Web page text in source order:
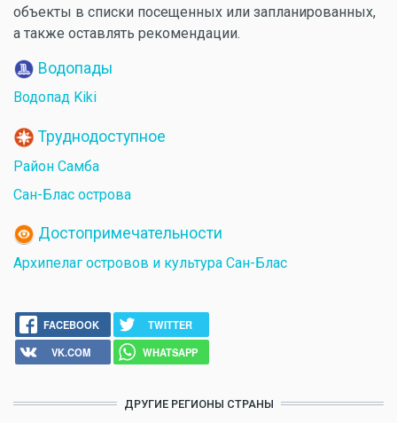
объекты в списки посещенных или запланированных,
а также оставлять рекомендации.
Водопады
Водопад Kiki
Труднодоступное
Район Самба
Сан-Блас острова
Достопримечательности
Архипелаг островов и культура Сан-Блас
FACEBOOK
TWITTER
VK.COM
WHATSAPP
ДРУГИЕ РЕГИОНЫ СТРАНЫ